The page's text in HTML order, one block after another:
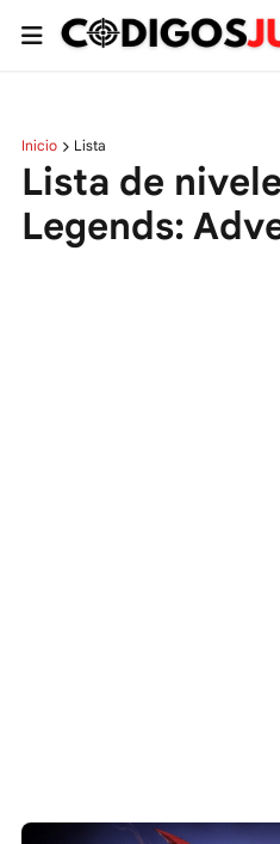
Inicio Lista
Lista de
Legends: